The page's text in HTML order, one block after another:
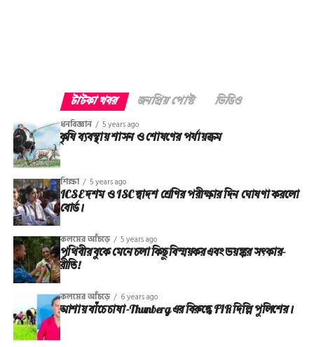
টাটকা খবর জনপ্রিয় পোস্ট ভিডিও
ধনবিজ্ঞান 5 years ago
কৃষি ব্যবস্থায় শাসন ও শোষণের পর্যায়ক্রম
শিক্ষা 5 years ago
ICSE দশম ও ISC দ্বাদশ শ্রেণির পরীক্ষার দিন ঘোষণা করলো
বোর্ড।
কলমের আঁচড়ে 5 years ago
পৃথিবীর বুকে মেনে চলা কিছু বিস্ময়কর এবং ভয়ঙ্কর সত্‍কার-
রীতি!
কলমের আঁচড়ে 6 years ago
আশায় বাঁচে চাষা-Thunberg এর বিরুদ্ধে FIR দিল্লি পুলিশের।